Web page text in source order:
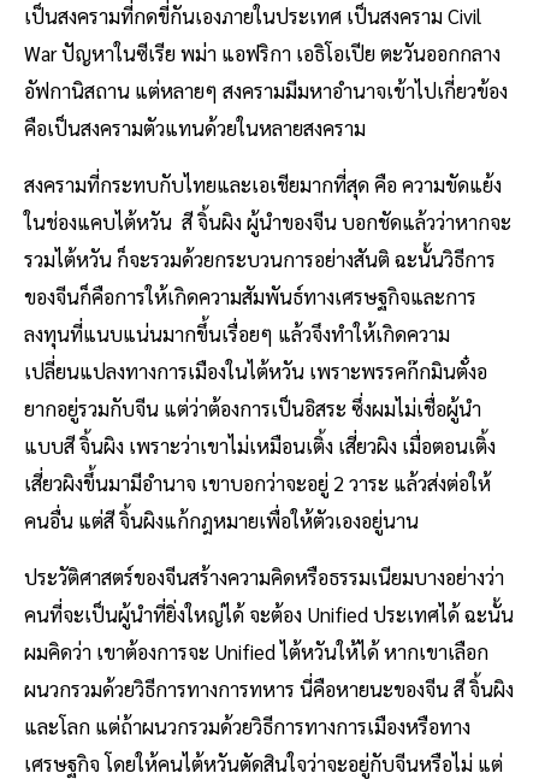
เป็นสงครามที่กดขี่กันเองภายในประเทศ เป็นสงคราม Civil
War ปัญหาในซีเรีย พม่า แอฟริกา เอธิโอเปีย ตะวันออกกลาง
อัฟกานิสถาน แต่หลายๆ สงครามมีมหาอำนาจเข้าไปเกี่ยวข้อง
คือเป็นสงครามตัวแทนด้วยในหลายสงคราม
สงครามที่กระทบกับไทยและเอเชียมากที่สุด คือ ความขัดแย้ง
ในช่องแคบไต้หวัน สี จิ้นผิง ผู้นำของจีน บอกชัดแล้วว่าหากจะ
รวมไต้หวัน ก็จะรวมด้วยกระบวนการอย่างสันติ ฉะนั้นวิธีการ
ของจีนก็คือการให้เกิดความสัมพันธ์ทางเศรษฐกิจและการ
ลงทุนที่แนบแน่นมากขึ้นเรื่อยๆ แล้วจึงทำให้เกิดความ
เปลี่ยนแปลงทางการเมืองในไต้หวัน เพราะพรรคก๊กมินตั๋งอ
ยากอยู่รวมกับจีน แต่ว่าต้องการเป็นอิสระ ซึ่งผมไม่เชื่อผู้นำ
แบบสี จิ้นผิง เพราะว่าเขาไม่เหมือนเติ้ง เสี่ยวผิง เมื่อตอนเติ้ง
เสี่ยวผิงขึ้นมามีอำนาจ เขาบอกว่าจะอยู่ 2 วาระ แล้วส่งต่อให้
คนอื่น แต่สี จิ้นผิงแก้กฎหมายเพื่อให้ตัวเองอยู่นาน
ประวัติศาสตร์ของจีนสร้างความคิดหรือธรรมเนียมบางอย่างว่า
คนที่จะเป็นผู้นำที่ยิ่งใหญ่ได้ จะต้อง Unified ประเทศได้ ฉะนั้น
ผมคิดว่า เขาต้องการจะ Unified ไต้หวันให้ได้ หากเขาเลือก
ผนวกรวมด้วยวิธีการทางการทหาร นี่คือหายนะของจีน สี จิ้นผิง
และโลก แต่ถ้าผนวกรวมด้วยวิธีการทางการเมืองหรือทาง
เศรษฐกิจ โดยให้คนไต้หวันตัดสินใจว่าจะอยู่กับจีนหรือไม่ แต่